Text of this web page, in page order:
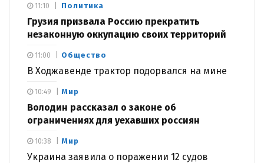
Политика
Грузия призвала Россию прекратить
незаконную оккупацию своих территорий
11:10
Общество
В Ходжавенде трактор подорвался на мине
11:00
Мир
Володин рассказал о законе об
ограничениях для уехавших россиян
10:49
Мир
Украина заявила о поражении 12 судов
10:38